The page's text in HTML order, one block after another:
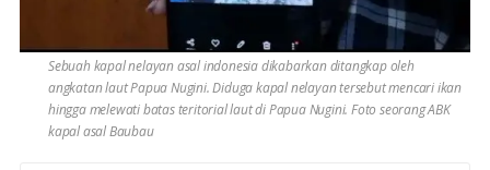
Sebuah kapal nelayan asal indonesia dikabarkan ditangkap oleh
angkatan laut Papua Nugini. Diduga kapal nelayan tersebut mencari ikan
hingga melewati batas teritorial laut di Papua Nugini. Foto seorang ABK
kapal asal Baubau